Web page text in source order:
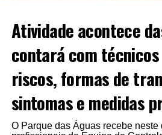
Atividade acontece
contará com
riscos, formas de
sintomas e medidas
O Parque das Águas recebe neste